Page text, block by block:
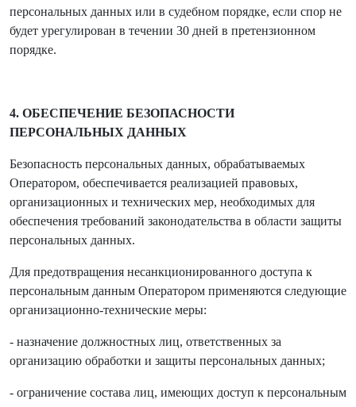
персональных данных или в судебном порядке, если спор не
будет урегулирован в течении 30 дней в претензионном
порядке.
4. ОБЕСПЕЧЕНИЕ БЕЗОПАСНОСТИ
ПЕРСОНАЛЬНЫХ ДАННЫХ
Безопасность персональных данных, обрабатываемых
Оператором, обеспечивается реализацией правовых,
организационных и технических мер, необходимых для
обеспечения требований законодательства в области защиты
персональных данных.
Для предотвращения несанкционированного доступа к
персональным данным Оператором применяются следующие
организационно-технические меры:
- назначение должностных лиц, ответственных за
организацию обработки и защиты персональных данных;
- ограничение состава лиц, имеющих доступ к персональным